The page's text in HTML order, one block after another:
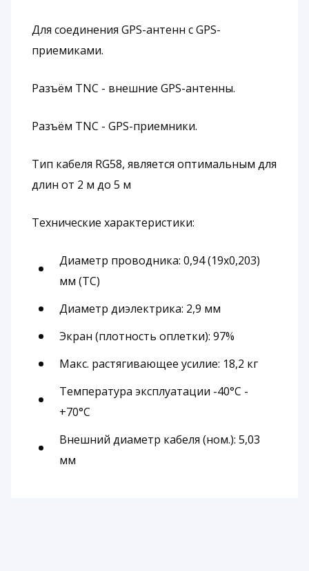
Для соединения GPS-антенн с GPS-
приемиками.
Разъём TNC - внешние GPS-антенны.
Разъём TNC - GPS-приемники.
Тип кабеля RG58, является оптимальным для
длин от 2 м до 5 м
Технические характеристики:
Диаметр проводника: 0,94 (19х0,203)
мм (ТC)
Диаметр диэлектрика: 2,9 мм
Экран (плотность оплетки): 97%
Макс. растягивающее усилие: 18,2 кг
Температура эксплуатации -40°С -
+70°С
Внешний диаметр кабеля (ном.): 5,03
мм